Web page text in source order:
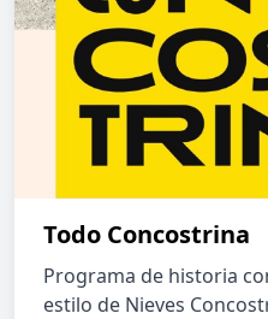
Todo Concostrina
Programa de historia
estilo de Nieves